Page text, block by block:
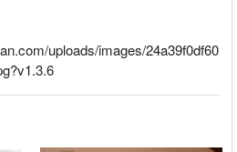
uploads/images/24a39f0df60